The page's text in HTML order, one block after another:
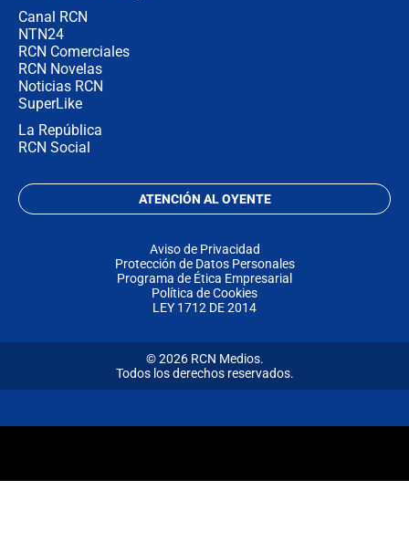
Canal RCN
NTN24
RCN Comerciales
RCN Novelas
Noticias RCN
SuperLike
La República
RCN Social
ATENCIÓN AL OYENTE
Aviso de Privacidad
Protección de Datos Personales
Programa de Ética Empresarial
Política de Cookies
LEY 1712 DE 2014
© 2026 RCN Medios.
Todos los derechos reservados.